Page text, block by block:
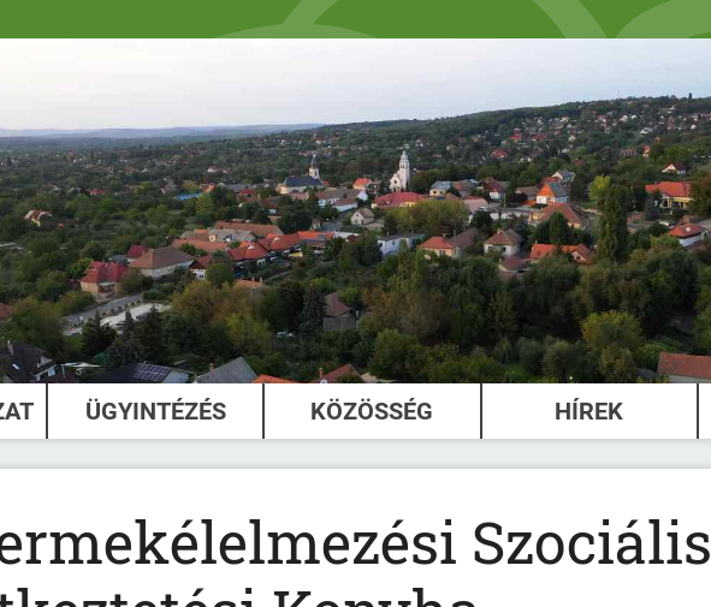
ÜGYINTÉZÉS KÖZÖSSÉG HÍREK
Szociális